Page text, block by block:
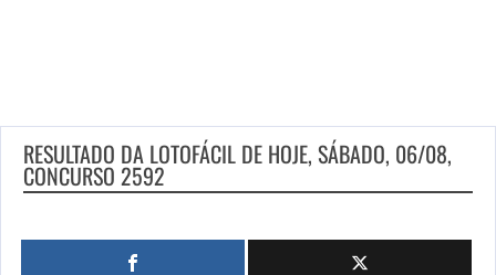
RESULTADO DA LOTOFÁCIL DE HOJE, SÁBADO, 06/08,
CONCURSO 2592